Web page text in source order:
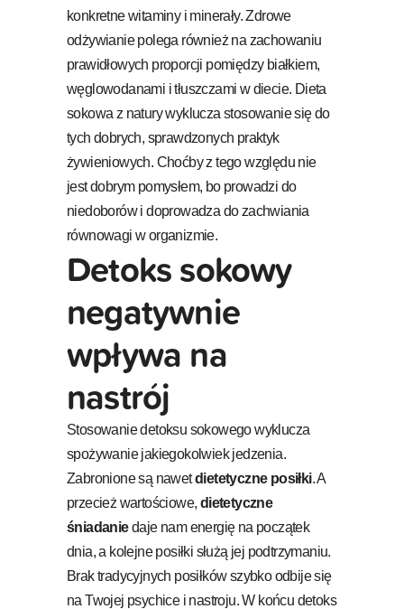
konkretne witaminy i minerały. Zdrowe
odżywianie polega również na zachowaniu
prawidłowych proporcji pomiędzy białkiem,
węglowodanami i tłuszczami w diecie. Dieta
sokowa z natury wyklucza stosowanie się do
tych dobrych, sprawdzonych praktyk
żywieniowych. Choćby z tego względu nie
jest dobrym pomysłem, bo prowadzi do
niedoborów i doprowadza do zachwiania
równowagi w organizmie.
Detoks sokowy
negatywnie
wpływa na
nastrój
Stosowanie detoksu sokowego wyklucza
spożywanie jakiegokolwiek jedzenia.
Zabronione są nawetdietetyczne posiłki. A
przecież wartościowe, dietetyczne
śniadaniedaje nam energię na początek
dnia, a kolejne posiłki służą jej podtrzymaniu.
Brak tradycyjnych posiłków szybko odbije się
na Twojej psychice i nastroju. W końcu detoks